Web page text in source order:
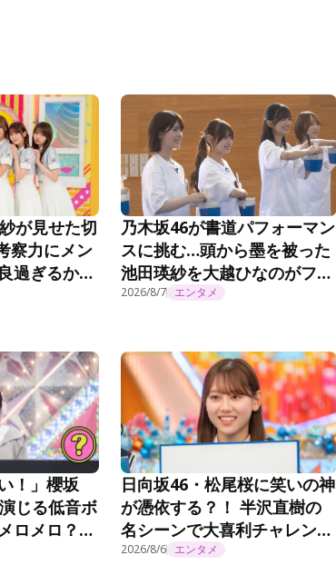
が見せた切
察力にメン
過ぎるか
だと思
乃木坂46が書道パフォーマン
スに挑む…頭から墨を被った
池田瑛紗を大越ひなのがフォ
ロー「アーティスティックで
2026/8/7 エンタメ
！」櫻坂
じる低音ボ
ロメロ？！
295話
日向坂46・松尾桜に笑いの神
が憑依する？！ 半沢直樹の
名シーンで大喜利チャレン
ジ！『日向坂で会いましょ
2026/8/6 エンタメ